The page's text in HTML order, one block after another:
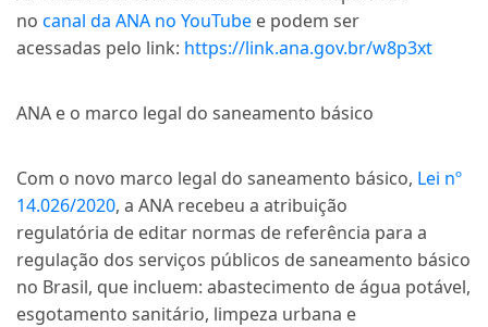
no canal da ANA no YouTube e podem ser
acessadas pelo link: https://link.ana.gov.br/w8p3xt
ANA e o marco legal do saneamento básico
Com o novo marco legal do saneamento básico, Lei nº
14.026/2020, a ANA recebeu a atribuição
regulatória de editar normas de referência para a
regulação dos serviços públicos de saneamento básico
no Brasil, que incluem: abastecimento de água potável,
esgotamento sanitário, limpeza urbana e